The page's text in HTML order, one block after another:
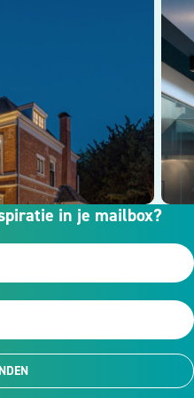
in je mailbox?